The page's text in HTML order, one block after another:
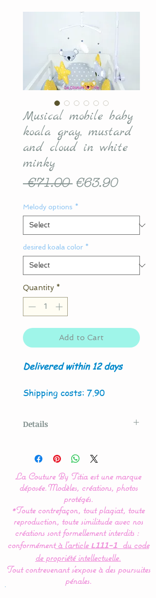
Musical mobile baby
koala gray, mustard
and cloud in white
minky
€71.00 Regular
€63.90Sale
Melody options *
desired koala color *
Quantity *
Add to Cart
Delivered within 12 days
Shipping costs: 7.90
Details
Couture By Titia
The presence of bright
colors and simple
geometric shapes allows
baby to clearly discern
them and thus facilitates
his learning.
Height : 60 cms : the
La Couture By Titia est une marque
déposée.Modèles, créations, photos
protégés.
*Toute contrefaçon, tout plagiat, toute
reproduction, toute similitude avec nos
créations sont formellement interdits :
conformémentà l’article L111-1
du code
de propriété intellectuelle.
Tout contrevenant s'expose à des poursuites
pénales.